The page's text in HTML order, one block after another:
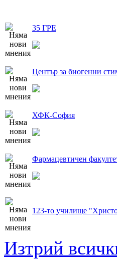
35 ГРЕ
Център за биогенни
ХФК-София
Фармацевтичен
123-то училище
Изтрий